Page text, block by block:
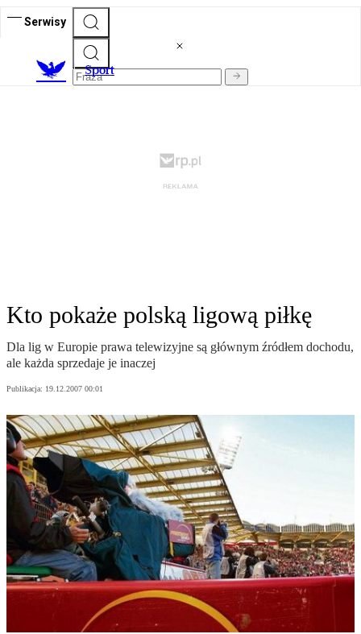
Serwisy
Sport
Kto pokaże polską ligową piłkę
Dla lig w Europie prawa telewizyjne są głównym źródłem dochodu,
ale każda sprzedaje je inaczej
Publikacja: 19.12.2007 00:01